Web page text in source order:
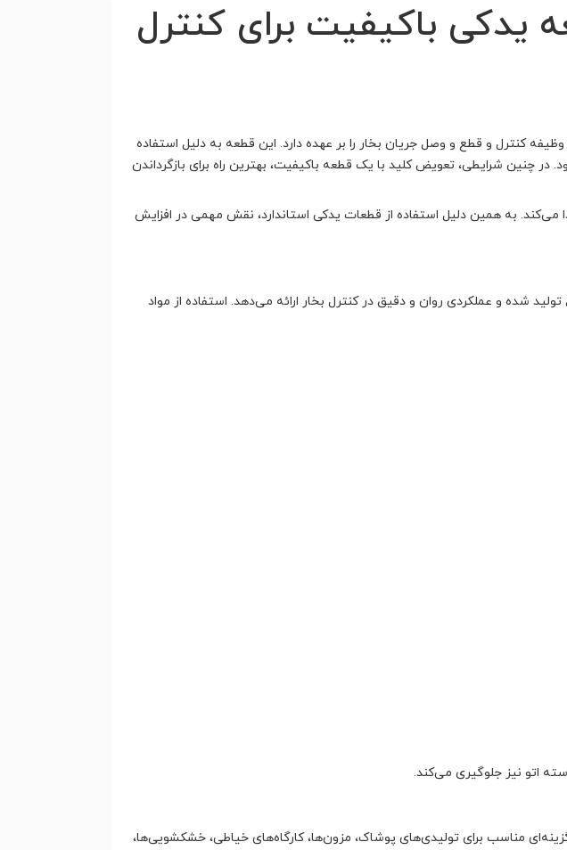
یدکی باکیفیت برای کنترل
کنترل و قطع و وصل جریان بخار را بر عهده دارد. این قطعه به دلیل استفاده
شرایطی، تعویض کلید با یک قطعه باکیفیت، بهترین راه برای بازگرداندن
به همین دلیل استفاده از قطعات یدکی استاندارد، نقش مهمی در افزایش
شده و عملکردی روان و دقیق در کنترل بخار ارائه می‌دهد. استفاده از مواد
اتو نیز جلوگیری می‌کند.
مناسب برای تولیدی‌های پوشاک، مزون‌ها، کارگاه‌های خیاطی، خشکشویی‌ها،